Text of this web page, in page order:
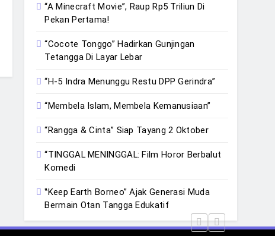
“A Minecraft Movie”, Raup Rp5 Triliun Di
Pekan Pertama!
“Cocote Tonggo” Hadirkan Gunjingan
Tetangga Di Layar Lebar
“H-5 Indra Menunggu Restu DPP Gerindra”
“Membela Islam, Membela Kemanusiaan”
“Rangga & Cinta” Siap Tayang 2 Oktober
“TINGGAL MENINGGAL: Film Horor Berbalut
Komedi
‟Keep Earth Borneo” Ajak Generasi Muda
Bermain Otan Tangga Edukatif